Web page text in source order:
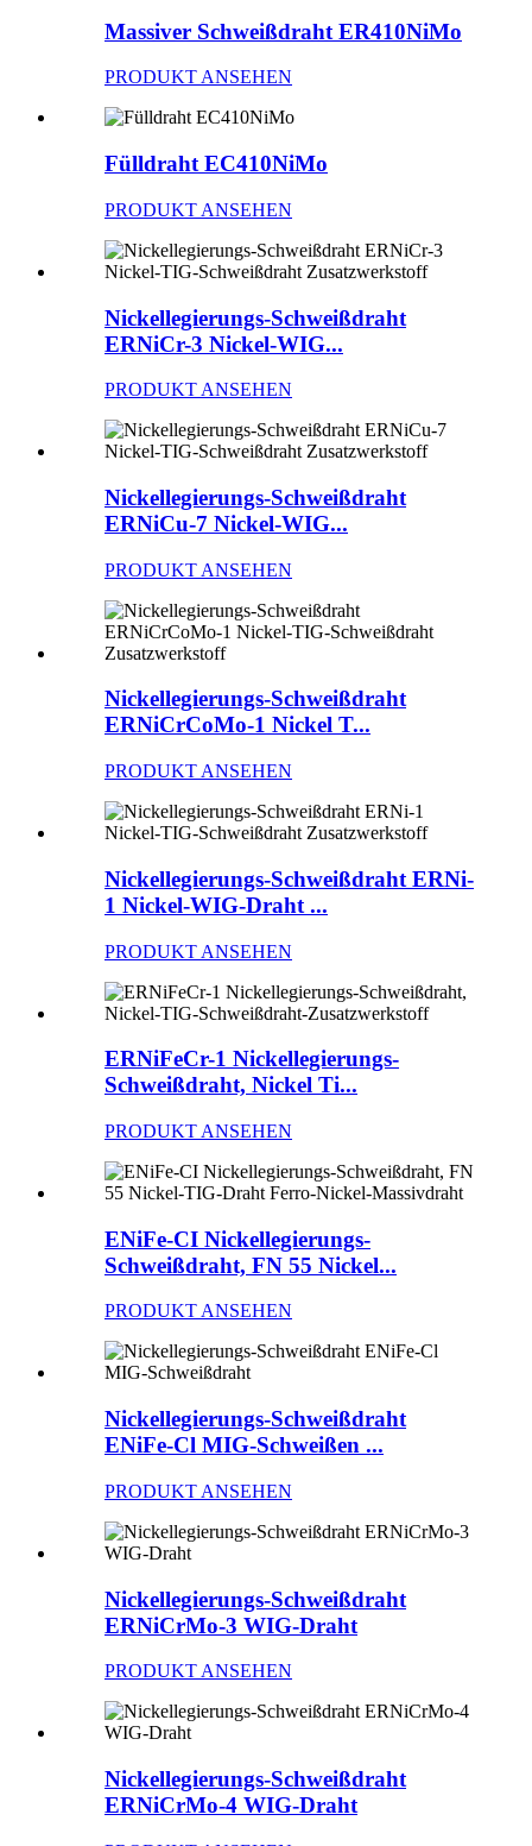
Massiver Schweißdraht ER410NiMo
PRODUKT ANSEHEN
Fülldraht EC410NiMo
PRODUKT ANSEHEN
Nickellegierungs-Schweißdraht
ERNiCr-3 Nickel-WIG...
PRODUKT ANSEHEN
Nickellegierungs-Schweißdraht
ERNiCu-7 Nickel-WIG...
PRODUKT ANSEHEN
Nickellegierungs-Schweißdraht
ERNiCrCoMo-1 Nickel T...
PRODUKT ANSEHEN
Nickellegierungs-Schweißdraht ERNi-
1 Nickel-WIG-Draht ...
PRODUKT ANSEHEN
ERNiFeCr-1 Nickellegierungs-
Schweißdraht, Nickel Ti...
PRODUKT ANSEHEN
ENiFe-CI Nickellegierungs-
Schweißdraht, FN 55 Nickel...
PRODUKT ANSEHEN
Nickellegierungs-Schweißdraht
ENiFe-Cl MIG-Schweißen ...
PRODUKT ANSEHEN
Nickellegierungs-Schweißdraht
ERNiCrMo-3 WIG-Draht
PRODUKT ANSEHEN
Nickellegierungs-Schweißdraht
ERNiCrMo-4 WIG-Draht